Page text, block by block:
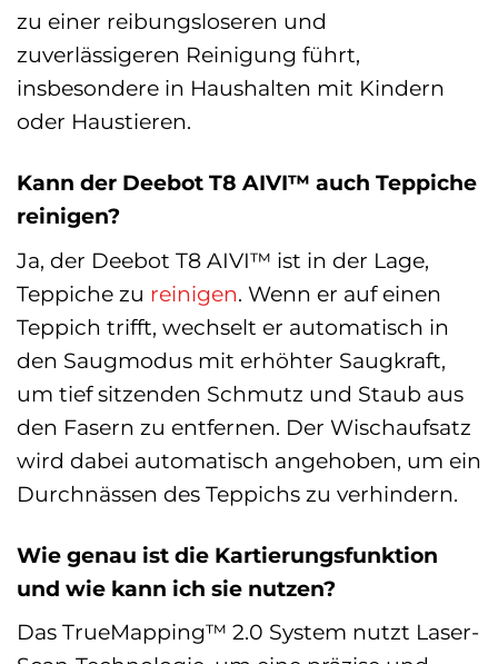
zu einer reibungsloseren und
zuverlässigeren Reinigung führt,
insbesondere in Haushalten mit Kindern
oder Haustieren.
Kann der Deebot T8 AIVI™ auch Teppiche
reinigen?
Ja, der Deebot T8 AIVI™ ist in der Lage,
Teppiche zu reinigen. Wenn er auf einen
Teppich trifft, wechselt er automatisch in
den Saugmodus mit erhöhter Saugkraft,
um tief sitzenden Schmutz und Staub aus
den Fasern zu entfernen. Der Wischaufsatz
wird dabei automatisch angehoben, um ein
Durchnässen des Teppichs zu verhindern.
Wie genau ist die Kartierungsfunktion
und wie kann ich sie nutzen?
Das TrueMapping™ 2.0 System nutzt Laser-